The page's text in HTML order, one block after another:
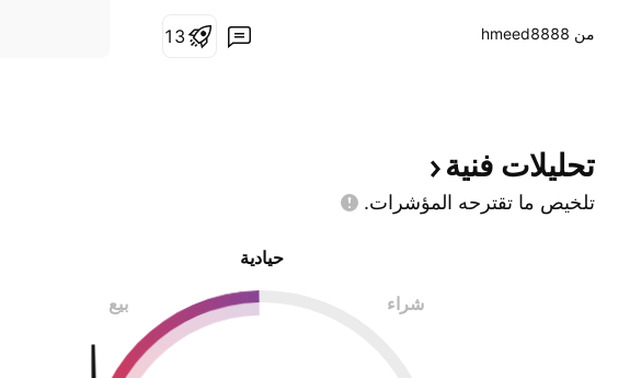
من ‎hmeed8888‎ 1 3
تحليلات فنية
تلخيص ما تقترحه المؤشرات.
حيادية
بيع شراء